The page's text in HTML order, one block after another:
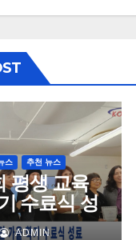
스 추천 뉴스
평생 교육
수료식 성
ADMIN